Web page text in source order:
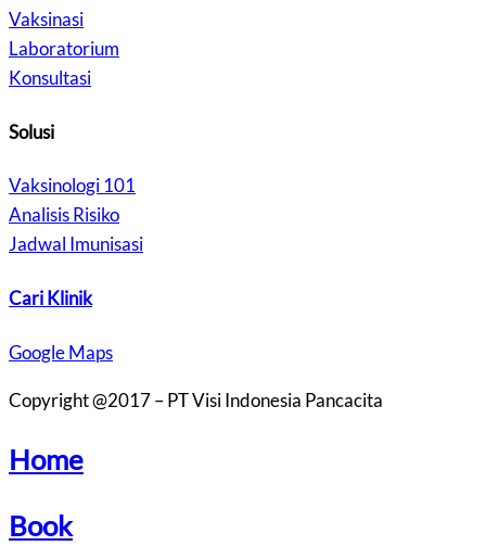
Vaksinasi
Laboratorium
Konsultasi
Solusi
Vaksinologi 101
Analisis Risiko
Jadwal Imunisasi
Cari Klinik
Google Maps
Copyright @2017 – PT Visi Indonesia Pancacita
Home
Book